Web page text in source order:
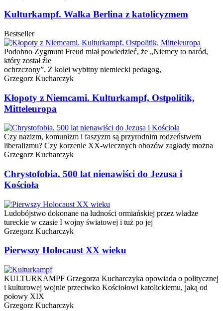
Kulturkampf. Walka Berlina z katolicyzmem
Bestseller
Podobno Zygmunt Freud miał powiedzieć, że „Niemcy to naród,
który został źle
ochrzczony”. Z kolei wybitny niemiecki pedagog,
Grzegorz Kucharczyk
Kłopoty z Niemcami. Kulturkampf, Ostpolitik,
Mitteleuropa
Czy nazizm, komunizm i faszyzm są przyrodnim rodzeństwem
liberalizmu? Czy korzenie XX-wiecznych obozów zagłady można
Grzegorz Kucharczyk
Chrystofobia. 500 lat nienawiści do Jezusa i
Kościoła
Ludobójstwo dokonane na ludności ormiańskiej przez władze
tureckie w czasie I wojny światowej i tuż po jej
Grzegorz Kucharczyk
Pierwszy Holocaust XX wieku
KULTURKAMPF Grzegorza Kucharczyka opowiada o politycznej
i kulturowej wojnie przeciwko Kościołowi katolickiemu, jaką od
połowy XIX
Grzegorz Kucharczyk